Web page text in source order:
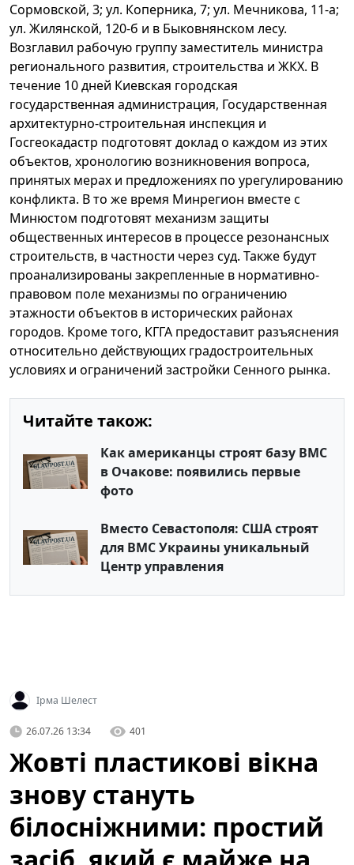
Сормовской, 3; ул. Коперника, 7; ул. Мечникова, 11-а;
ул. Жилянской, 120-б и в Быковнянском лесу.
Возглавил рабочую группу заместитель министра
регионального развития, строительства и ЖКХ. В
течение 10 дней Киевская городская
государственная администрация, Государственная
архитектурно-строительная инспекция и
Госгеокадастр подготовят доклад о каждом из этих
объектов, хронологию возникновения вопроса,
принятых мерах и предложениях по урегулированию
конфликта. В то же время Минрегион вместе с
Минюстом подготовят механизм защиты
общественных интересов в процессе резонансных
строительств, в частности через суд. Также будут
проанализированы закрепленные в нормативно-
правовом поле механизмы по ограничению
этажности объектов в исторических районах
городов. Кроме того, КГГА предоставит разъяснения
относительно действующих градостроительных
условиях и ограничений застройки Сенного рынка.
Читайте також:
Как американцы строят базу ВМС
в Очакове: появились первые
фото
Вместо Севастополя: США строят
для ВМС Украины уникальный
Центр управления
Ірма Шелест
26.07.26 13:34 401
Жовті пластикові вікна
знову стануть
білосніжними: простий